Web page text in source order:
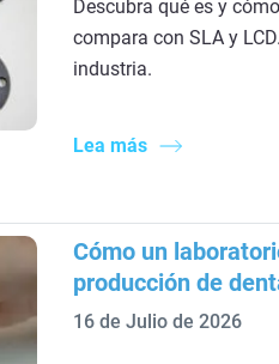
Descubra qué es y
compara con SLA y
industria.
Lea más
Cómo un
producción de
16 de Julio de 2026